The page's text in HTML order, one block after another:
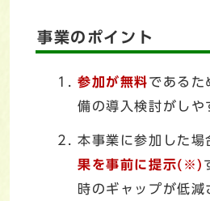
事業のポイント
参加が無料であるた
備の導入検討がしや
本事業に参加した場
果を事前に提示(※)
時のギャップが低減